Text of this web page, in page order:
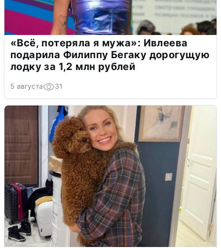
«Всё, потеряла я мужа»: Ивлеева
подарила Филиппу Бегаку дорогущую
лодку за 1,2 млн рублей
5 августа 31